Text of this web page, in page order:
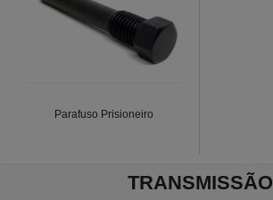
Parafuso Prisioneiro
TRANSMISSÃO